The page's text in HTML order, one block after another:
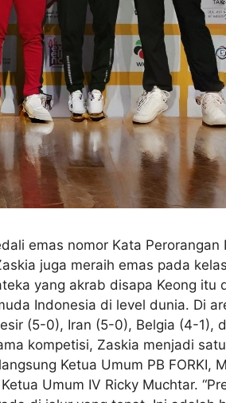
emas nomor Kata
juga meraih emas pada
yang akrab disapa Keong itu
Indonesia di level dunia. Di
(5-0), Iran (5-0), Belgia (4-1),
kompetisi, Zaskia menjadi
Ketua Umum PB FORKI,
Umum IV Ricky Muchtar.